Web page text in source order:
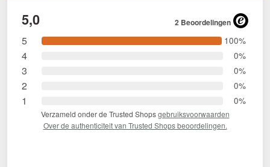
5,0 2 Beoordelingen
5 100%
4 0%
3 0%
2 0%
1 0%
Verzameld onder de Trusted Shopsgebruiksvoorwaarden
Over de authenticiteit van Trusted Shops beoordelingen.